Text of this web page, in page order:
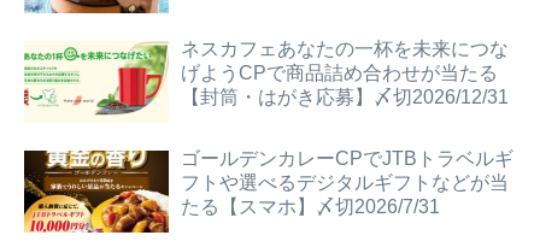
ネスカフェあなたの一杯を未来につな
げようCPで商品詰め合わせが当たる
【封筒・はがき応募】〆切2026/12/31
ゴールデンカレーCPでJTBトラベルギ
フトや選べるデジタルギフトなどが当
たる【スマホ】〆切2026/7/31